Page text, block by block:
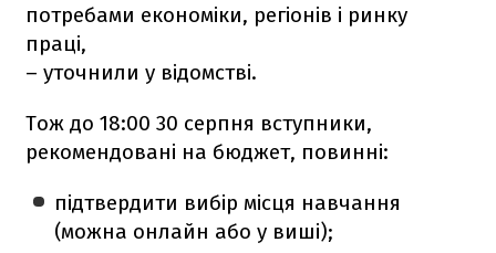
потребами економіки, регіонів і ринку
праці,
– уточнили у відомстві.
Тож до 18:00 30 серпня вступники,
рекомендовані на бюджет, повинні:
підтвердити вибір місця навчання
(можна онлайн або у виші);